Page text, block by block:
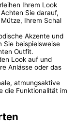
Ihrem Look
Sie darauf,
Ihrem Schal
Akzente und
Sie beispielsweise
Outfit.
Look auf und
Anlässe oder das
atmungsaktive
die Funktionalität im